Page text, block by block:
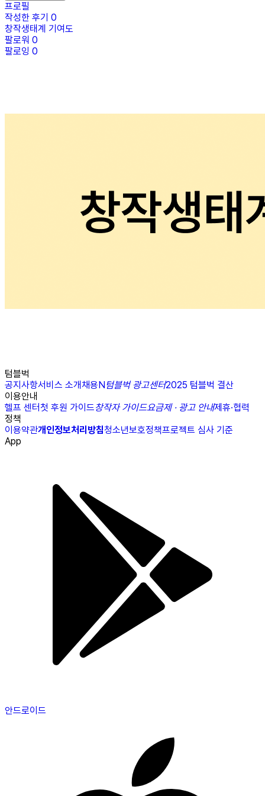
프로필
작성한 후기 0
창작생태계 기여도
팔로워 0
팔로잉 0
텀블벅
공지사항서비스 소개채용N텀블벅 광고센터2025 텀블벅 결산
이용안내
헬프 센터첫 후원 가이드창작자 가이드요금제 · 광고 안내제휴·협력
정책
이용약관개인정보처리방침청소년보호정책프로젝트 심사 기준
App
안드로이드